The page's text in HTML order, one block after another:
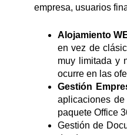
empresa, usuarios
Alojamiento
en vez de
muy limitada y
ocurre en las
Gestión
aplicaciones
paquete Office
Gestión de